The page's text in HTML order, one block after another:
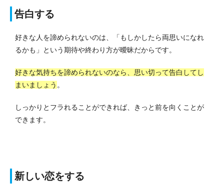
告白する
好きな人を諦められないのは、「もしかしたら両思いになれ
るかも」という期待や終わり方が曖昧だからです。
好きな気持ちを諦められないのなら、思い切って告白してし
まいましょう 。
しっかりとフラれることができれば、きっと前を向くことが
できます。
新しい恋をする